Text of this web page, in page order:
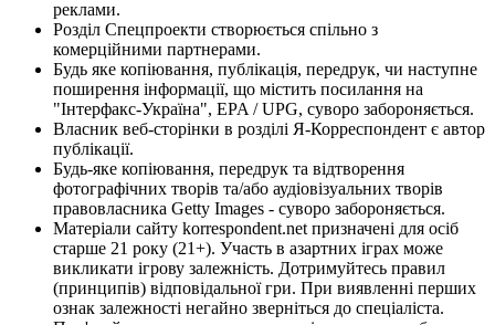
реклами.
Розділ Спецпроекти створюється спільно з
комерційними партнерами.
Будь яке копіювання, публікація, передрук, чи наступне
поширення інформації, що містить посилання на
"Інтерфакс-Україна", EPA / UPG, суворо забороняється.
Власник веб-сторінки в розділі Я-Корреспондент є автор
публікації.
Будь-яке копіювання, передрук та відтворення
фотографічних творів та/або аудіовізуальних творів
правовласника Getty Images - суворо забороняється.
Матеріали сайту korrespondent.net призначені для осіб
старше 21 року (21+). Участь в азартних іграх може
викликати ігрову залежність. Дотримуйтесь правил
(принципів) відповідальної гри. При виявленні перших
ознак залежності негайно зверніться до спеціаліста.